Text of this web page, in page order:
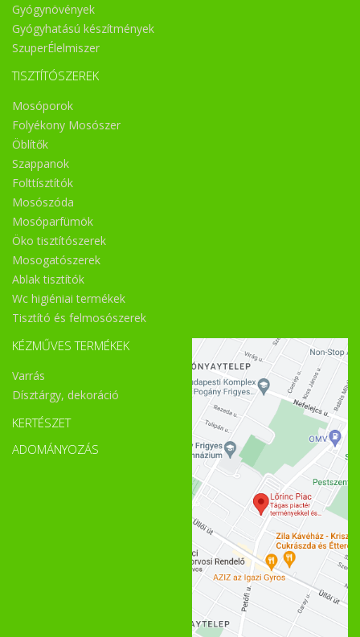
Gyógynövények
Gyógyhatású készítmények
SzuperÉlelmiszer
TISZTÍTÓSZEREK
Mosóporok
Folyékony Mosószer
Öblítők
Szappanok
Folttísztítók
Mosószóda
Mosóparfümök
Öko tisztítószerek
Mosogatószerek
Ablak tisztítók
Wc higiéniai termékek
Tisztító és felmosószerek
KÉZMŰVES TERMÉKEK
Varrás
Dísztárgy, dekoráció
KERTÉSZET
ADOMÁNYOZÁS